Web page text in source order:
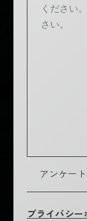
アンケー
プライバシー